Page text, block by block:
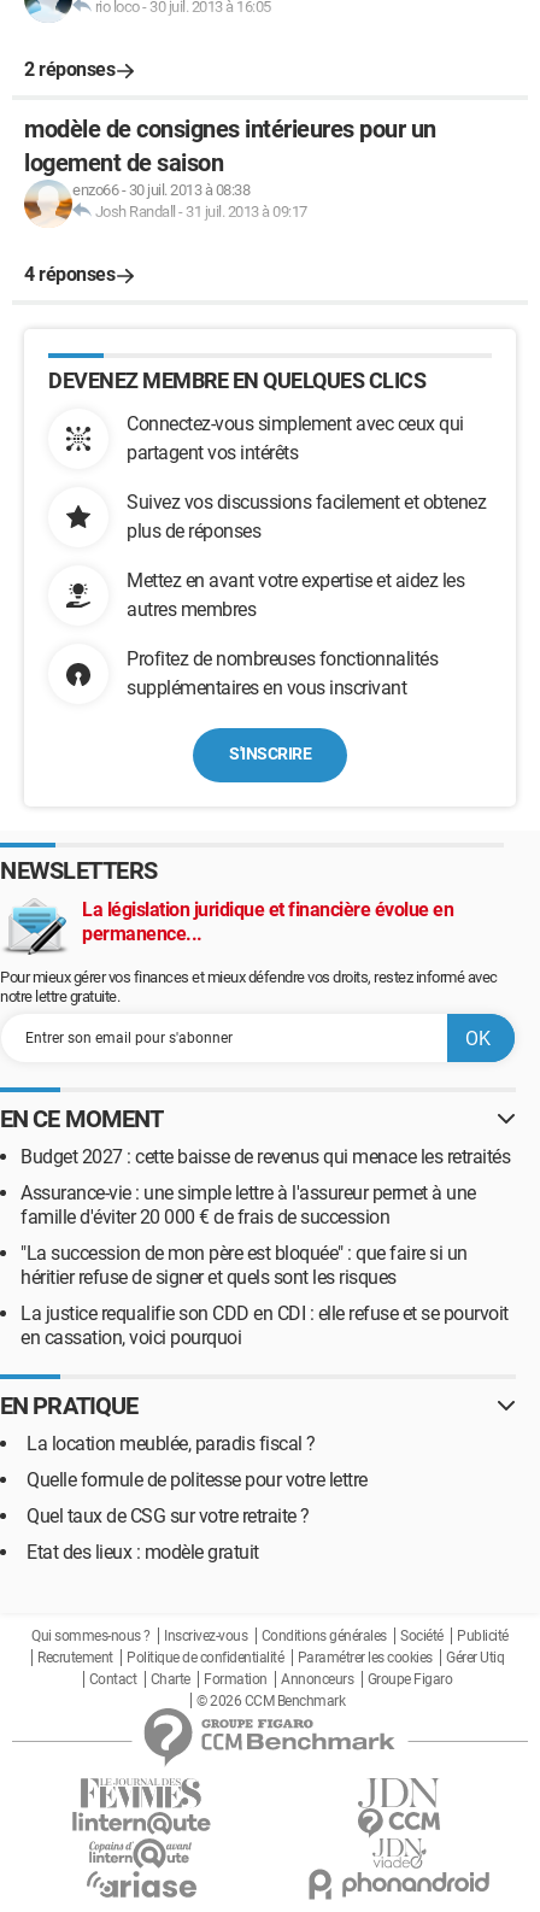
rio loco- 30 juil. 2013 à 16:05
2 réponses
modèle de consignes intérieures pour un
logement de saison
enzo66- 30 juil. 2013 à 08:38
Josh Randall - 31 juil. 2013 à 09:17
4 réponses
DEVENEZ MEMBRE EN QUELQUES CLICS
Connectez-vous simplement avec ceux qui
partagent vos intérêts
Suivez vos discussions facilement et obtenez
plus de réponses
Mettez en avant votre expertise et aidez les
autres membres
Profitez de nombreuses fonctionnalités
supplémentaires en vous inscrivant
S'INSCRIRE
NEWSLETTERS
La législation juridique et financière évolue en
permanence...
Pour mieux gérer vos finances et mieux défendre vos droits, restez informé avec
notre lettre gratuite.
EN CE MOMENT
Budget 2027 : cette baisse de revenus qui menace les retraités
Assurance-vie : une simple lettre à l'assureur permet à une
famille d'éviter 20 000 € de frais de succession
"La succession de mon père est bloquée" : que faire si un
héritier refuse de signer et quels sont les risques
La justice requalifie son CDD en CDI : elle refuse et se pourvoit
en cassation, voici pourquoi
EN PRATIQUE
La location meublée, paradis fiscal ?
Quelle formule de politesse pour votre lettre
Quel taux de CSG sur votre retraite ?
Etat des lieux : modèle gratuit
Qui sommes-nous ? Inscrivez-vous Conditions générales Société
Publicité
Recrutement
Politique de confidentialité Paramétrer les cookies
Gérer Utiq
Contact
Charte Formation Annonceurs
Groupe Figaro
© 2026 CCM Benchmark